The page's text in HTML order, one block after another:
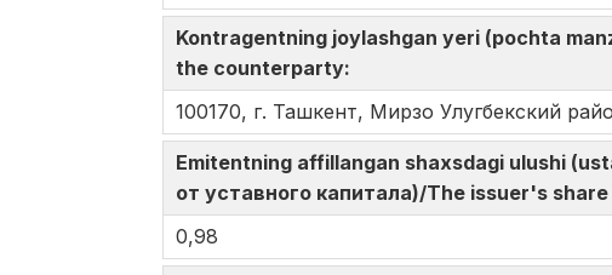
Kontragentning joylashgan yeri (pochta
the counterparty:
100170, г. Ташкент, Мирзо Улугбекский
Emitentning affillangan shaxsdagi ulushi
от уставного капитала)/The issuer's
0,98